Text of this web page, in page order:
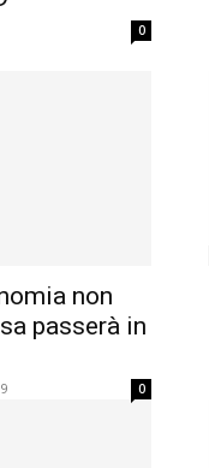
0
non
passerà in
0